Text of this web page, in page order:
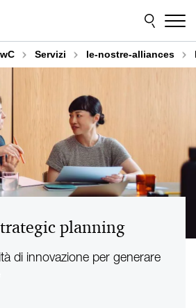
Servizi le-nostre-alliances
planning
di innovazione per generare